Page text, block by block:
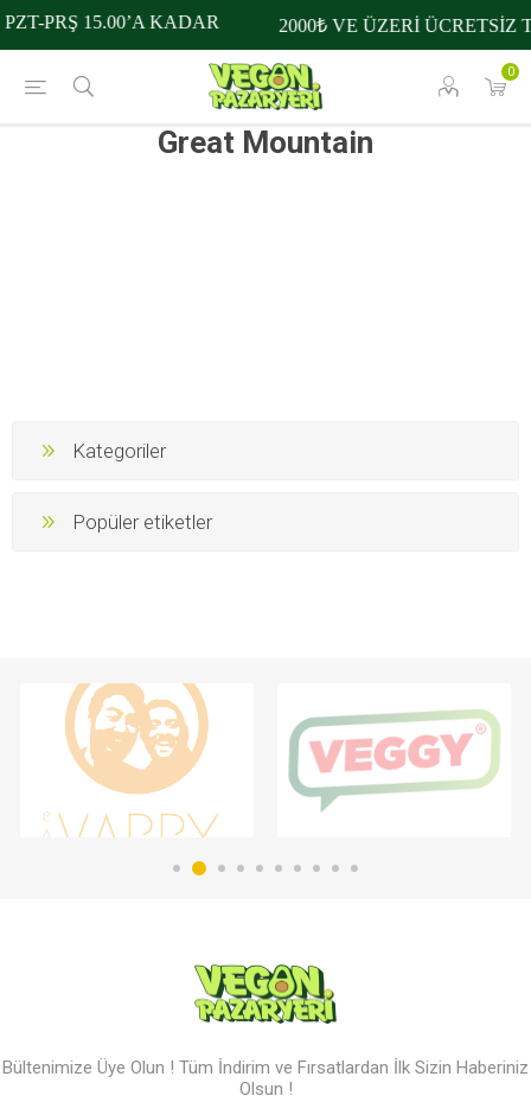
0
PRŞ 15.00’A KADAR 2000₺ VE ÜZERİ ÜCRETSİZ
Great Mountain
Kategoriler
Popüler etiketler
Bültenimize Üye Olun ! Tüm İndirim ve Fırsatlardan İlk Sizin Haberiniz
Olsun !